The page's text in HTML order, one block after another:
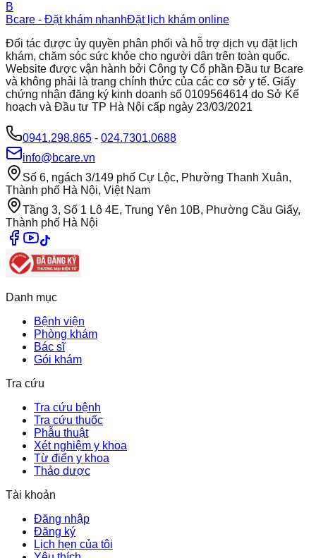
B
Bcare - Đặt khám nhanhĐặt lịch khám online
Đối tác được ủy quyền phân phối và hỗ trợ dịch vụ đặt lịch
khám, chăm sóc sức khỏe cho người dân trên toàn quốc.
Website được vận hành bởi Công ty Cổ phần Đầu tư Bcare
và không phải là trang chính thức của các cơ sở y tế. Giấy
chứng nhận đăng ký kinh doanh số 0109564614 do Sở Kế
hoạch và Đầu tư TP Hà Nội cấp ngày 23/03/2021
0941.298.865 - 024.7301.0688
info@bcare.vn
Số 6, ngách 3/149 phố Cự Lộc, Phường Thanh Xuân,
Thành phố Hà Nội, Việt Nam
Tầng 3, Số 1 Lô 4E, Trung Yên 10B, Phường Cầu Giấy,
Thành phố Hà Nội
Danh mục
Bệnh viện
Phòng khám
Bác sĩ
Gói khám
Tra cứu
Tra cứu bệnh
Tra cứu thuốc
Phẫu thuật
Xét nghiệm y khoa
Từ điển y khoa
Thảo dược
Tài khoản
Đăng nhập
Đăng ký
Lịch hẹn của tôi